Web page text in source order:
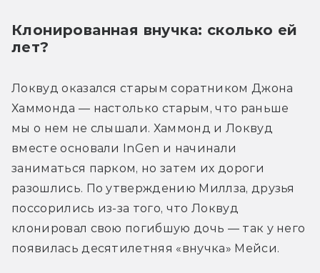
Клонированная внучка: сколько ей
лет?
Локвуд оказался старым соратником Джона
Хаммонда — настолько старым, что раньше
мы о нем не слышали. Хаммонд и Локвуд
вместе основали InGen и начинали
заниматься парком, но затем их дороги
разошлись. По утверждению Миллза, друзья
поссорились из-за того, что Локвуд
клонировал свою погибшую дочь — так у него
появилась десятилетняя «внучка» Мейси.